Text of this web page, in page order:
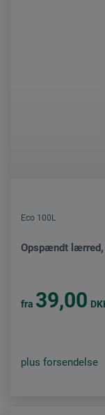
Eco 100L
Opspændt lærred,
fra 39,00
plus forsendelse